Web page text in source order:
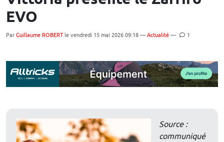
EVO
Par Guillaume ROBERT le vendredi 15 mai 2026 09:18 — Actualité — 1
Source :
communiqué